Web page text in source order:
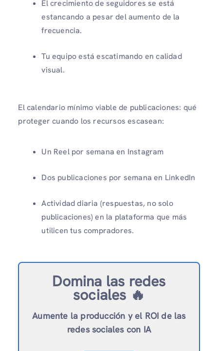
El crecimiento de seguidores se está
estancando a pesar del aumento de la
frecuencia.
Tu equipo está escatimando en calidad
visual.
El calendario mínimo viable de publicaciones: qué
proteger cuando los recursos escasean:
Un Reel por semana en Instagram
Dos publicaciones por semana en LinkedIn
Actividad diaria (respuestas, no solo
publicaciones) en la plataforma que más
utilicen tus compradores.
Domina las redes
sociales 🔥
Aumente la producción y el ROI de las
redes sociales con IA